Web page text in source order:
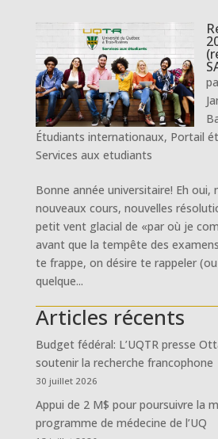
Étudiants internationaux, Portail
Services aux etudiants
Bonne année universitaire! Eh oui,
nouveaux cours, nouvelles
petit vent glacial de «par où je
avant que la tempête des
te frappe, on désire te rappeler (ou
quelque...
Articles récents
Budget fédéral: L’UQTR presse
soutenir la recherche francophone
30 juillet 2026
Appui de 2 M$ pour poursuivre la
programme de médecine de l’UQ